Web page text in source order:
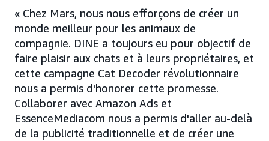
« Chez Mars, nous nous efforçons de créer un
monde meilleur pour les animaux de
compagnie. DINE a toujours eu pour objectif de
faire plaisir aux chats et à leurs propriétaires, et
cette campagne Cat Decoder révolutionnaire
nous a permis d'honorer cette promesse.
Collaborer avec Amazon Ads et
EssenceMediacom nous a permis d'aller au-delà
de la publicité traditionnelle et de créer une